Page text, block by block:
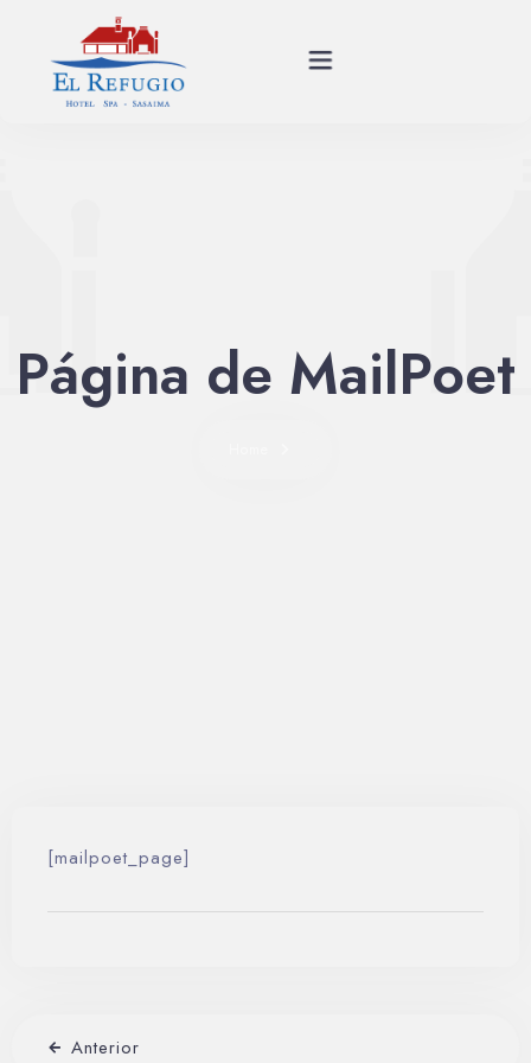
Restaurante
Página de MailPoet
[mailpoet_page]
Anterior